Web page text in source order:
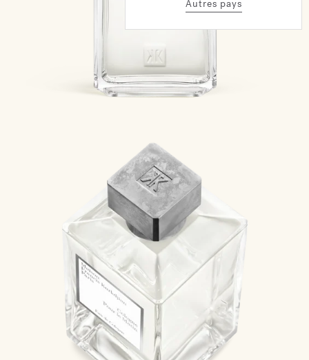
Autres pays